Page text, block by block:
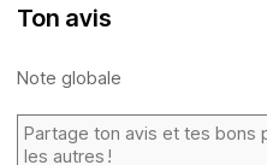
Ton avis
Note globale